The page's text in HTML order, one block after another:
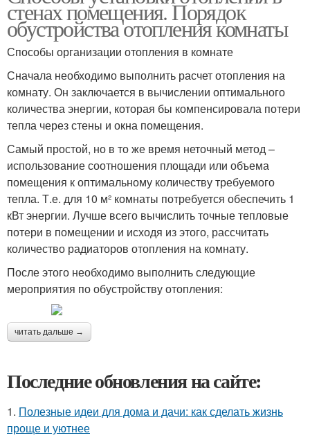
стенах помещения. Порядок
обустройства отопления комнаты
Способы организации отопления в комнате
Сначала необходимо выполнить расчет отопления на
комнату. Он заключается в вычислении оптимального
количества энергии, которая бы компенсировала потери
тепла через стены и окна помещения.
Самый простой, но в то же время неточный метод –
использование соотношения площади или объема
помещения к оптимальному количеству требуемого
тепла. Т.е. для 10 м² комнаты потребуется обеспечить 1
кВт энергии. Лучше всего вычислить точные тепловые
потери в помещении и исходя из этого, рассчитать
количество радиаторов отопления на комнату.
После этого необходимо выполнить следующие
мероприятия по обустройству отопления:
читать дальше →
Последние обновления на сайте:
1. Полезные идеи для дома и дачи: как сделать жизнь
проще и уютнее